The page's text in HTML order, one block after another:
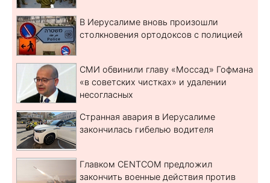
В Иерусалиме вновь произошли
столкновения ортодоксов с полицией
СМИ обвинили главу «Моссад» Гофмана
«в советских чистках» и удалении
несогласных
Странная авария в Иерусалиме
закончилась гибелью водителя
Главком CENTCOM предложил
закончить военные действия против